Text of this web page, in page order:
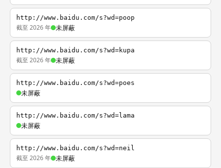
http://www.baidu.com/s?wd=poop
截至 2026 年 未屏蔽
http://www.baidu.com/s?wd=kupa
截至 2026 年 未屏蔽
http://www.baidu.com/s?wd=poes
未屏蔽
http://www.baidu.com/s?wd=lama
未屏蔽
http://www.baidu.com/s?wd=neil
截至 2026 年 未屏蔽